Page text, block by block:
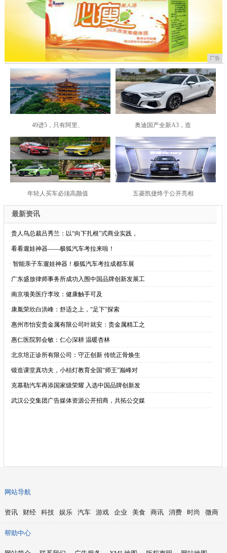
广告
49进5，只有阿里、 奥迪国产全新A3，造
年轻人买车必须高颜值 五菱凯捷终于公开亮相
最新资讯
·贵人鸟总裁吕秀兰：以“向下扎根”式商业实践，
·看看遛娃神器——极狐汽车考拉来啦！
· 智能亲子车遛娃神器！极狐汽车考拉成都车展
·广东盛放律师事务所成功入围中国品牌创新发展工
·南京项美医疗李玫：健康触手可及
·康胤荣欣白洪峰：舒适之上，“足下”探索
·惠州市怡安贵金属有限公司叶就安：贵金属精工之
·惠仁医院郭会敏：仁心深耕 温暖杏林
·北京培正诊所有限公司：守正创新 传统正骨焕生
·锻造课堂真功夫，小桔灯教育全国“师王”巅峰对
·克慕勒汽车再添国家级荣耀 入选中国品牌创新发
·武汉公交集团广告媒体资源公开招商，共拓公交媒
网站导航
资讯 财经 科技 娱乐 汽车 游戏 企业 美食 商讯 消费 时尚 微商
帮助中心